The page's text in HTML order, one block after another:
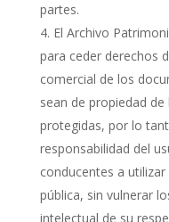
partes.
El Archivo
para ceder derechos
comercial de los
sean de propiedad
protegidas, por lo
responsabilidad del
conducentes a
pública, sin vulnerar
intelectual de su